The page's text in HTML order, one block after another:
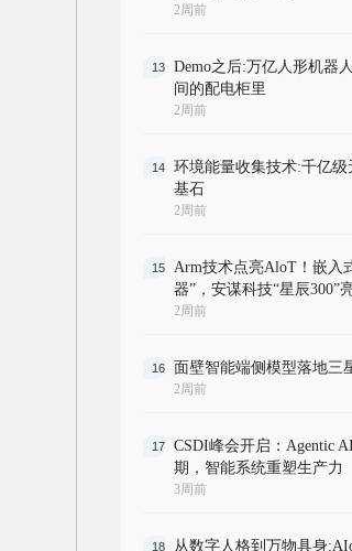
2周前
13
Demo之后:万亿人形机器
间的配电柜里
2周前
14
环境能量收集技术:千亿
基石
2周前
15
Arm技术点亮AloT！嵌入
器”，安谋科技“星辰300”
2周前
16 面壁智能端侧模型落地三
2周前
17
CSDI峰会开启：Agentic
期，智能系统重塑生产力
3周前
18
从数字人格到万物具身